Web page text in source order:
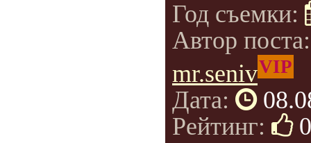
Год съемки:
Автор
mr.senivVIP
Дата:
Рейтинг:
0